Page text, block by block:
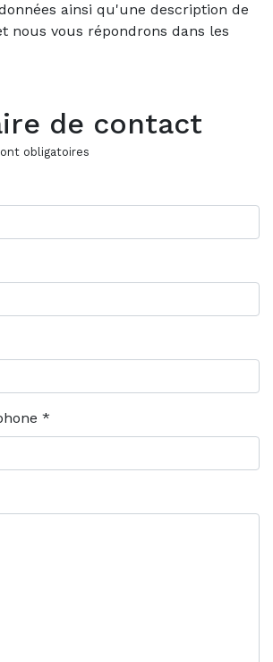
ainsi qu'une description de
nous vous répondrons dans les
de contact
obligatoires
*